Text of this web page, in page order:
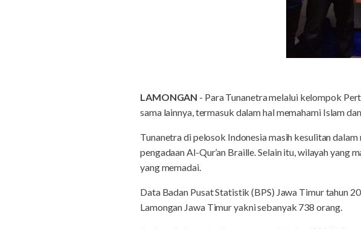
LAMONGAN - Para Tunanetra melalui kelompok
sama lainnya, termasuk dalam hal memahami Islam
Tunanetra di pelosok Indonesia masih kesulitan
pengadaan Al-Qur’an Braille. Selain itu, wilayah
yang memadai.
Data Badan Pusat Statistik (BPS) Jawa Timur tahun
Lamongan Jawa Timur yakni sebanyak 738 orang.